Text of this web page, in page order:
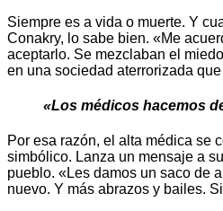
Siempre es a vida o muerte. Y
Conakry, lo sabe bien. «Me
aceptarlo. Se mezclaban el
en una sociedad aterrorizada
«Los médicos hacemos
Por esa razón, el alta médica se
simbólico. Lanza un mensaje a
pueblo. «Les damos un saco de
nuevo. Y más abrazos y bailes.